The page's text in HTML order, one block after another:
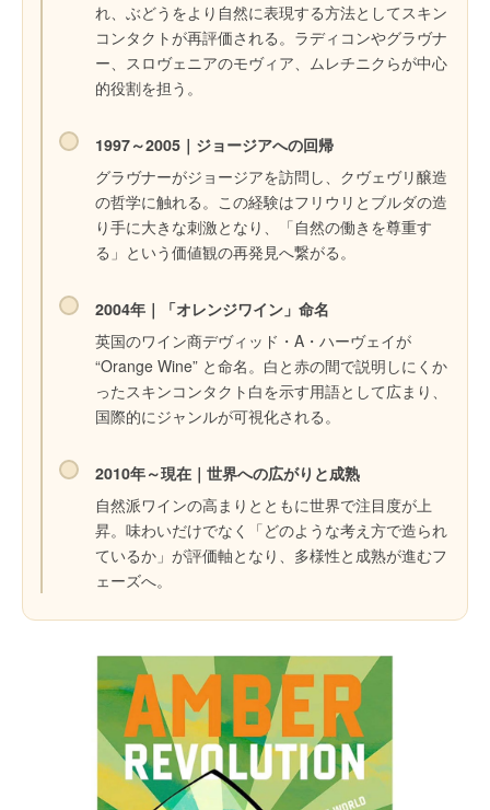
れ、ぶどうをより自然に表現する方法としてスキン
コンタクトが再評価される。ラディコンやグラヴナ
ー、スロヴェニアのモヴィア、ムレチニクらが中心
的役割を担う。
1997～2005｜ジョージアへの回帰
グラヴナーがジョージアを訪問し、クヴェヴリ醸造
の哲学に触れる。この経験はフリウリとブルダの造
り手に大きな刺激となり、「自然の働きを尊重す
る」という価値観の再発見へ繋がる。
2004年｜「オレンジワイン」命名
英国のワイン商デヴィッド・A・ハーヴェイが
“Orange Wine” と命名。白と赤の間で説明しにくか
ったスキンコンタクト白を示す用語として広まり、
国際的にジャンルが可視化される。
2010年～現在｜世界への広がりと成熟
自然派ワインの高まりとともに世界で注目度が上
昇。味わいだけでなく「どのような考え方で造られ
ているか」が評価軸となり、多様性と成熟が進むフ
ェーズへ。